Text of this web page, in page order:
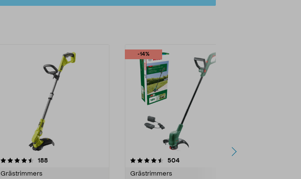
188recensioner
Grästrimmers
-14%
4.5 av 5 stjärnor 504recensioner
Grästrimmers
4.5 av 5 stjärnor